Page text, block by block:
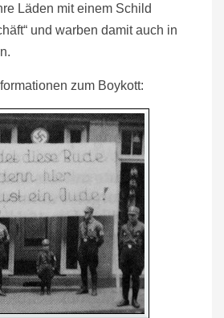
Läden mit einem Schild
und warben damit auch in
zum Boykott: